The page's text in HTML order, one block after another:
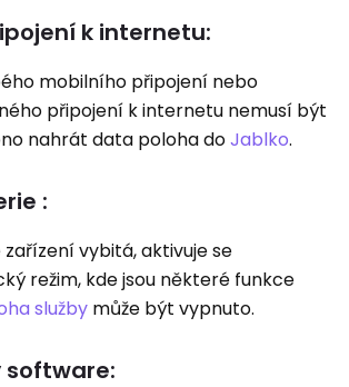
k internetu:
mobilního připojení nebo
připojení k internetu nemusí být
nahrát data poloha doJablko.
:
zařízení vybitá, aktivuje se
režim, kde jsou některé funkce
služby může být vypnuto.